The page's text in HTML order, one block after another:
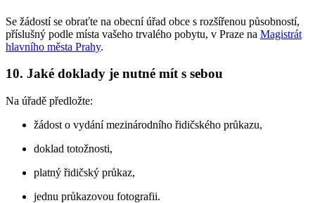
Se žádostí se obraťte na obecní úřad obce s rozšířenou působností,
příslušný podle místa vašeho trvalého pobytu, v Praze na Magistrát
hlavního města Prahy.
10. Jaké doklady je nutné mít s sebou
Na úřadě předložte:
žádost o vydání mezinárodního řidičského průkazu,
doklad totožnosti,
platný řidičský průkaz,
jednu průkazovou fotografii.